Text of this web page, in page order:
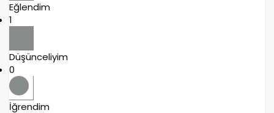
Eğlendim
1
Düşünceliyim
0
İğrendim